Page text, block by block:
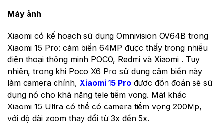
Máy ảnh
Xiaomi có kế hoạch sử dụng Omnivision OV64B trong
Xiaomi 15 Pro: cảm biến 64MP được thấy trong nhiều
điện thoại thông minh POCO, Redmi và Xiaomi . Tuy
nhiên, trong khi Poco X6 Pro sử dụng cảm biến này
làm camera chính, Xiaomi 15 Pro được đồn đoán sẽ sử
dụng nó cho khả năng tele tiềm vọng. Mặt khác
Xiaomi 15 Ultra có thể có camera tiềm vọng 200Mp,
với độ dài zoom thay đổi từ 3x đến 5x.